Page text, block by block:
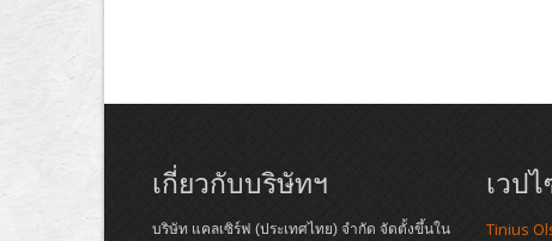
เกี่ยวกับบริษัทฯ
บริษัท แคลเซิร์ฟ (ประเทศไทย) จำกัด จัดตั้งขึ้นใน
เวป
Tinius